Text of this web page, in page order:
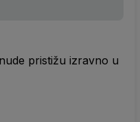
pristižu izravno u